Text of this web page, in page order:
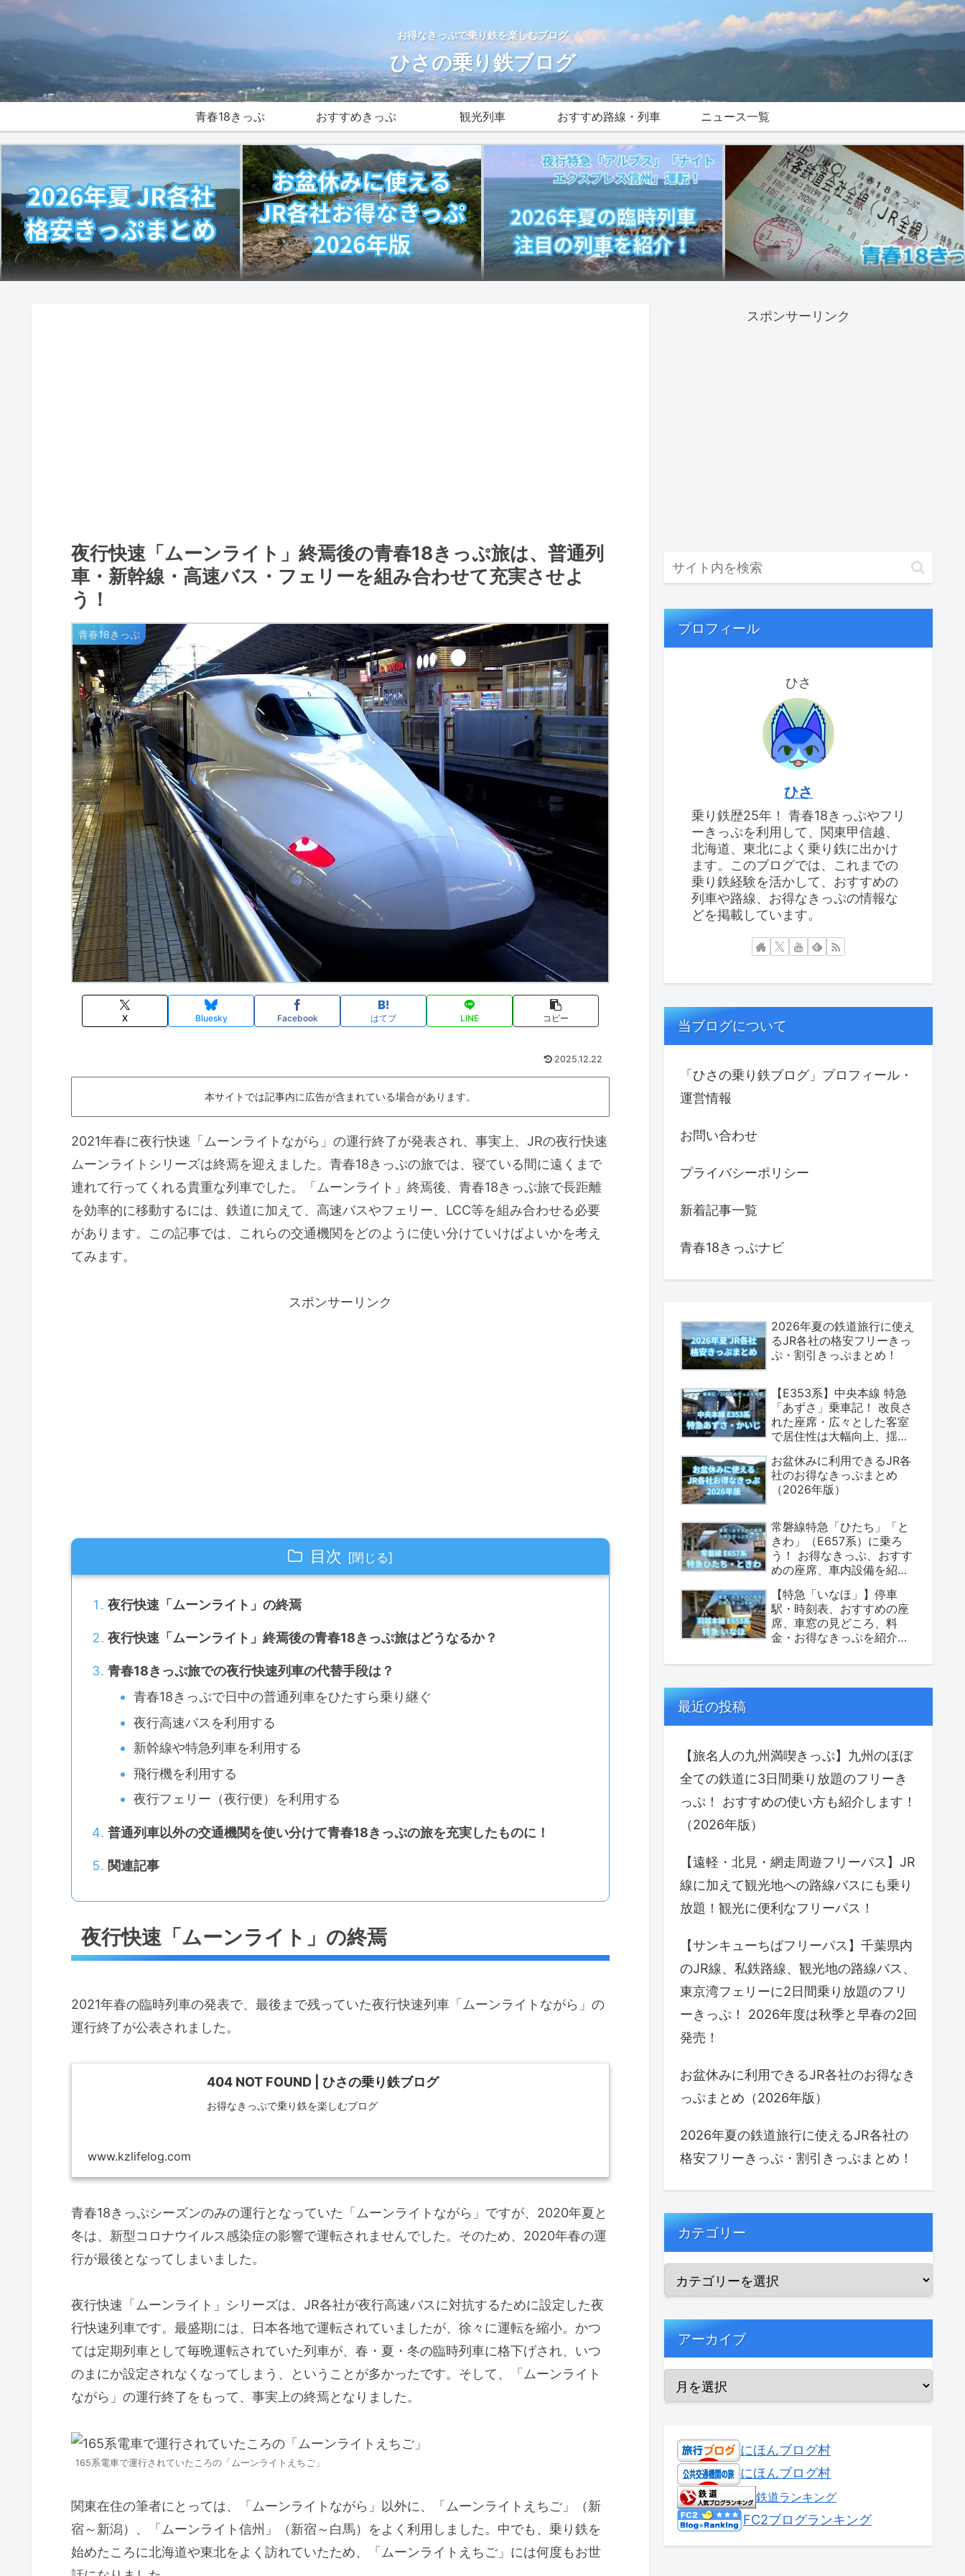
お得なきっぷで乗り鉄を楽しむブログ
ひさの乗り鉄ブログ
青春18きっぷ おすすめきっぷ 観光列車 おすすめ路線・列車 ニュース一覧
夜行快速「ムーンライト」終焉後の青春18きっぷ旅は、普通列
車・新幹線・高速バス・フェリーを組み合わせて充実させよ
う！
青春18きっぷ
X Bluesky Facebook はてブ LINE コピー
2025.12.22
本サイトでは記事内に広告が含まれている場合があります。
2021年春に夜行快速「ムーンライトながら」の運行終了が発表され、事実上、JRの夜行快速
ムーンライトシリーズは終焉を迎えました。青春18きっぷの旅では、寝ている間に遠くまで
連れて行ってくれる貴重な列車でした。「ムーンライト」終焉後、青春18きっぷ旅で長距離
を効率的に移動するには、鉄道に加えて、高速バスやフェリー、LCC等を組み合わせる必要
があります。この記事では、これらの交通機関をどのように使い分けていけばよいかを考え
てみます。
スポンサーリンク
目次
夜行快速「ムーンライト」の終焉
夜行快速「ムーンライト」終焉後の青春18きっぷ旅はどうなるか？
青春18きっぷ旅での夜行快速列車の代替手段は？
青春18きっぷで日中の普通列車をひたすら乗り継ぐ
夜行高速バスを利用する
新幹線や特急列車を利用する
飛行機を利用する
夜行フェリー（夜行便）を利用する
普通列車以外の交通機関を使い分けて青春18きっぷの旅を充実したものに！
関連記事
夜行快速「ムーンライト」の終焉
2021年春の臨時列車の発表で、最後まで残っていた夜行快速列車「ムーンライトながら」の
運行終了が公表されました。
404 NOT FOUND | ひさの乗り鉄ブログ
お得なきっぷで乗り鉄を楽しむブログ
www.kzlifelog.com
青春18きっぷシーズンのみの運行となっていた「ムーンライトながら」ですが、2020年夏と
冬は、新型コロナウイルス感染症の影響で運転されませんでした。そのため、2020年春の運
行が最後となってしまいました。
夜行快速「ムーンライト」シリーズは、JR各社が夜行高速バスに対抗するために設定した夜
行快速列車です。最盛期には、日本各地で運転されていましたが、徐々に運転を縮小。かつ
ては定期列車として毎晩運転されていた列車が、春・夏・冬の臨時列車に格下げされ、いつ
のまにか設定されなくなってしまう、ということが多かったです。そして、「ムーンライト
ながら」の運行終了をもって、事実上の終焉となりました。
165系電車で運行されていたころの「ムーンライトえちご」
関東在住の筆者にとっては、「ムーンライトながら」以外に、「ムーンライトえちご」（新
宿～新潟）、「ムーンライト信州」（新宿～白馬）をよく利用しました。中でも、乗り鉄を
始めたころに北海道や東北をよく訪れていたため、「ムーンライトえちご」には何度もお世
スポンサーリンク
プロフィール
ひさ
ひさ
乗り鉄歴25年！ 青春18きっぷやフリ
ーきっぷを利用して、関東甲信越、
北海道、東北によく乗り鉄に出かけ
ます。このブログでは、これまでの
乗り鉄経験を活かして、おすすめの
列車や路線、お得なきっぷの情報な
どを掲載しています。
当ブログについて
「ひさの乗り鉄ブログ」プロフィール・
運営情報
お問い合わせ
プライバシーポリシー
新着記事一覧
青春18きっぷナビ
2026年夏の鉄道旅行に使え
るJR各社の格安フリーきっ
ぷ・割引きっぷまとめ！
【E353系】中央本線 特急
「あずさ」乗車記！ 改良さ
れた座席・広々とした客室
で居住性は大幅向上、揺れ
（座席表・荷物置場の情報
あり）
お盆休みに利用できるJR各
社のお得なきっぷまとめ
（2026年版）
常磐線特急「ひたち」「と
きわ」（E657系）に乗ろ
う！ お得なきっぷ、おすす
めの座席、車内設備を紹介
【特急「いなほ」】停車
駅・時刻表、おすすめの座
席、車窓の見どころ、料
金・お得なきっぷを紹介し
最近の投稿
【旅名人の九州満喫きっぷ】九州のほぼ
全ての鉄道に3日間乗り放題のフリーき
っぷ！ おすすめの使い方も紹介します！
（2026年版）
【遠軽・北見・網走周遊フリーパス】JR
線に加えて観光地への路線バスにも乗り
放題！観光に便利なフリーパス！
【サンキューちばフリーパス】千葉県内
のJR線、私鉄路線、観光地の路線バス、
東京湾フェリーに2日間乗り放題のフリ
ーきっぷ！ 2026年度は秋季と早春の2回
発売！
お盆休みに利用できるJR各社のお得なき
っぷまとめ（2026年版）
2026年夏の鉄道旅行に使えるJR各社の
格安フリーきっぷ・割引きっぷまとめ！
カテゴリー
アーカイブ
にほんブログ村
にほんブログ村
鉄道ランキング
FC2ブログランキング